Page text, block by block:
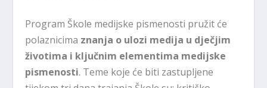
Program Škole medijske pismenosti pružit će
polaznicima znanja o ulozi medija u dječjim
životima i ključnim elementima medijske
pismenosti. Teme koje će biti zastupljene